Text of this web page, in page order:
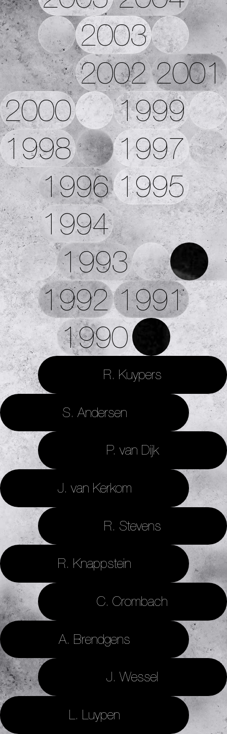
2003
2002 2001
2000
1999
1998
1997
1996 1995
1994
1993
1992 1991
1990
R. Kuypers
S. Andersen
P. van Dijk
J. van Kerkom
R. Stevens
R. Knappstein
C. Crombach
A. Brendgens
J. Wessel
L. Luypen